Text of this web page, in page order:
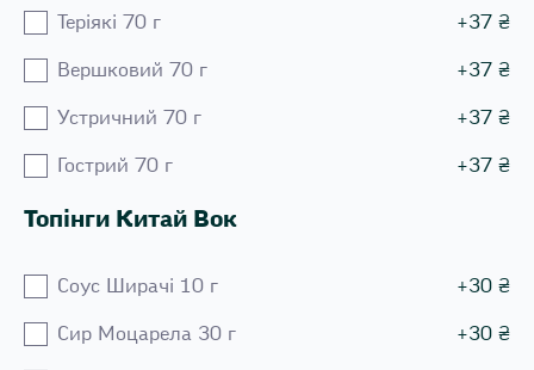
Теріякі 70 г +37 ₴
Вершковий 70 г +37 ₴
Устричний 70 г +37 ₴
Гострий 70 г +37 ₴
Топінги Китай Вок
Соус Ширачі 10 г +30 ₴
Сир Моцарела 30 г +30 ₴